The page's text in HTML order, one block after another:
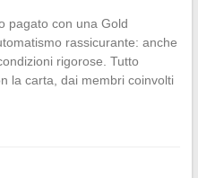
pagato con una Gold
rassicurante: anche
rigorose. Tutto
la carta, dai membri coinvolti